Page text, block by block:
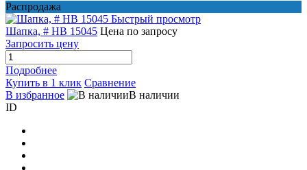
Распродажа
Быстрый просмотр
Шапка, # HB 15045 Цена по запросу
Запросить цену
Подробнее
Купить в 1 клик Сравнение
В избранное
В наличии
ID